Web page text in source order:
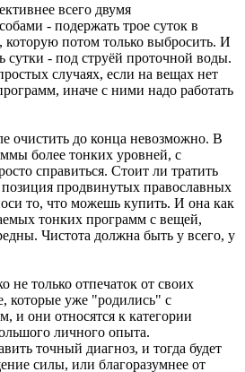
всего двумя
- подержать трое суток в
потом только выбросить. И
сутки - под струёй проточной воды.
случаях, если на вещах нет
иначе с ними надо работать
очистить до конца невозможно. В
более тонких уровней, с
справиться. Стоит ли тратить
продвинутых православных
то, что можешь купить. И она как
тонких программ с вещей,
Чистота должна быть у всего, у
не только отпечаток от своих
которые уже "родились" с
и они относятся к категории
личного опыта.
точный диагноз, и тогда будет
силы, или благоразумнее от